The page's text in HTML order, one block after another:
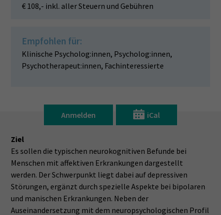
€ 108,- inkl. aller Steuern und Gebühren
Empfohlen für:
Klinische Psycholog:innen, Psycholog:innen,
Psychotherapeut:innen, Fachinteressierte
Anmelden iCal
Ziel
Es sollen die typischen neurokognitiven Befunde bei
Menschen mit affektiven Erkrankungen dargestellt
werden. Der Schwerpunkt liegt dabei auf depressiven
Störungen, ergänzt durch spezielle Aspekte bei bipolaren
und manischen Erkrankungen. Neben der
Auseinandersetzung mit dem neuropsychologischen Profil